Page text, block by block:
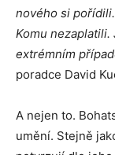
nového si
Komu nezaplatili.
extrémním
poradce David
A nejen to.
umění. Stejně